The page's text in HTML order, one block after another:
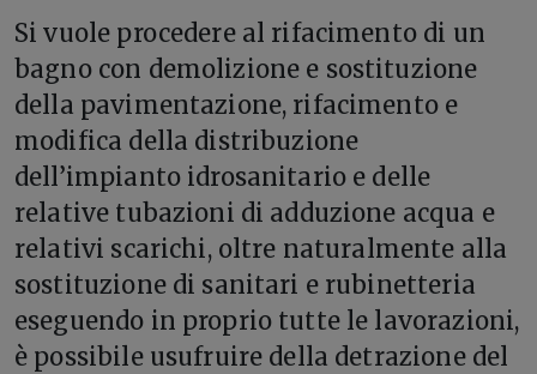
Si vuole procedere al rifacimento di un
bagno con demolizione e sostituzione
della pavimentazione, rifacimento e
modifica della distribuzione
dell’impianto idrosanitario e delle
relative tubazioni di adduzione acqua e
relativi scarichi, oltre naturalmente alla
sostituzione di sanitari e rubinetteria
eseguendo in proprio tutte le lavorazioni,
è possibile usufruire della detrazione del